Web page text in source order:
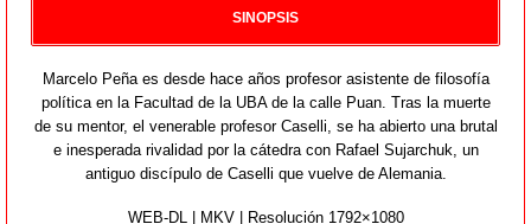
SINOPSIS
Marcelo Peña es desde hace años profesor asistente de filosofía
política en la Facultad de la UBA de la calle Puan. Tras la muerte
de su mentor, el venerable profesor Caselli, se ha abierto una brutal
e inesperada rivalidad por la cátedra con Rafael Sujarchuk, un
antiguo discípulo de Caselli que vuelve de Alemania.
WEB-DL | MKV | Resolución 1792×1080